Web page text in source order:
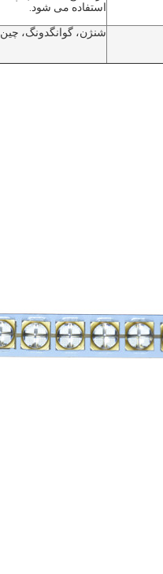
استفاده می شود.
شنژن، گوانگدونگ، چین